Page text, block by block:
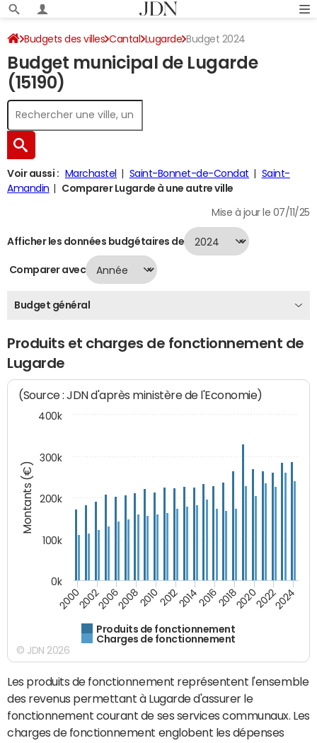
Budgets des villes Cantal Lugarde Budget 2024
Budget municipal de Lugarde
(15190)
Voir aussi : Marchastel Saint-Bonnet-de-Condat
Saint-
Amandin
Comparer Lugarde à une autre ville
Mise à jour le 07/11/25
Afficher les données budgétaires de
Comparer avec
Budget général
Produits et charges de fonctionnement de
Lugarde
Montants (€)
(Source : JDN d'après ministère de l'Economie)
Produits de fonctionnement
Charges de fonctionnement
200020022006200820102012201420162018202020222024
0k
100k
200k
300k
400k
© JDN 2026
Les produits de fonctionnement représentent l'ensemble
des revenus permettant à Lugarde d'assurer le
fonctionnement courant de ses services communaux. Les
charges de fonctionnement englobent les dépenses